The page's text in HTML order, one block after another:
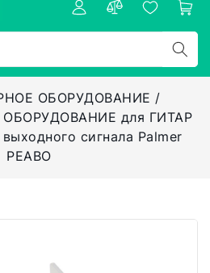
ОБОРУДОВАНИЕ
для ГИТАР
сигнала Palmer
PEABO